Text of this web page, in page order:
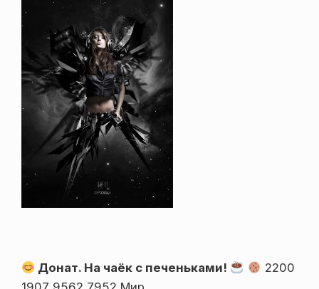
Донат. На чаёк с печеньками!
2200